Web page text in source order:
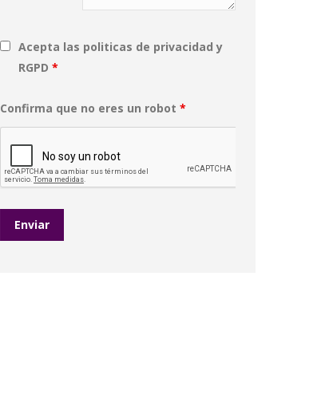
Acepta las politicas de privacidad y
RGPD *
Confirma que no eres un robot *